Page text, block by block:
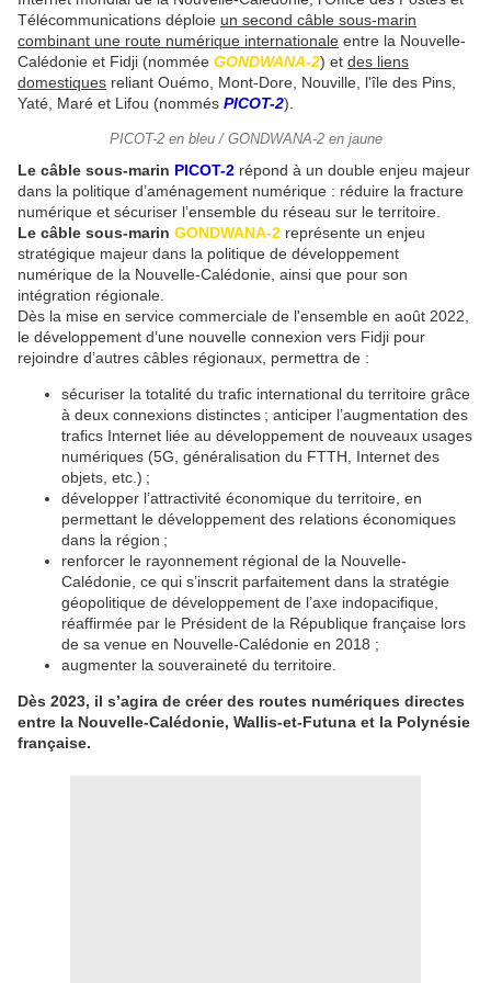
Télécommunications déploie un second câble sous-marin
combinant une route numérique internationale entre la Nouvelle-
Calédonie et Fidji (nommée GONDWANA-2) et des liens
domestiques reliant Ouémo, Mont-Dore, Nouville, l'île des Pins,
Yaté, Maré et Lifou (nommés PICOT-2).
PICOT-2 en bleu / GONDWANA-2 en jaune
Le câble sous-marin PICOT-2 répond à un double enjeu majeur
dans la politique d’aménagement numérique : réduire la fracture
numérique et sécuriser l’ensemble du réseau sur le territoire.
Le câble sous-marin GONDWANA-2 représente un enjeu
stratégique majeur dans la politique de développement
numérique de la Nouvelle-Calédonie, ainsi que pour son
intégration régionale.
Dès la mise en service commerciale de l'ensemble en août 2022,
le développement d’une nouvelle connexion vers Fidji pour
rejoindre d’autres câbles régionaux, permettra de :
sécuriser la totalité du trafic international du territoire grâce
à deux connexions distinctes ; anticiper l’augmentation des
trafics Internet liée au développement de nouveaux usages
numériques (5G, généralisation du FTTH, Internet des
objets, etc.) ;
développer l’attractivité économique du territoire, en
permettant le développement des relations économiques
dans la région ;
renforcer le rayonnement régional de la Nouvelle-
Calédonie, ce qui s’inscrit parfaitement dans la stratégie
géopolitique de développement de l’axe indopacifique,
réaffirmée par le Président de la République française lors
de sa venue en Nouvelle-Calédonie en 2018 ;
augmenter la souveraineté du territoire.
Dès 2023, il s’agira de créer des routes numériques directes
entre la Nouvelle-Calédonie, Wallis-et-Futuna et la Polynésie
française.